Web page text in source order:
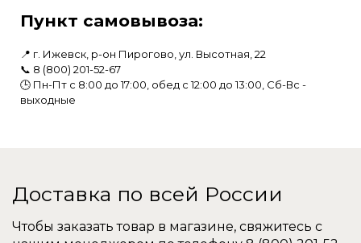
Пункт самовывоза:
📍 г. Ижевск, р-он Пирогово, ул. Высотная, 22
📞 8 (800) 201-52-67
🕒 Пн-Пт с 8:00 до 17:00, обед с 12:00 до 13:00, Сб-Вс -
выходные
Доставка по всей России
Чтобы заказать товар в магазине, свяжитесь с